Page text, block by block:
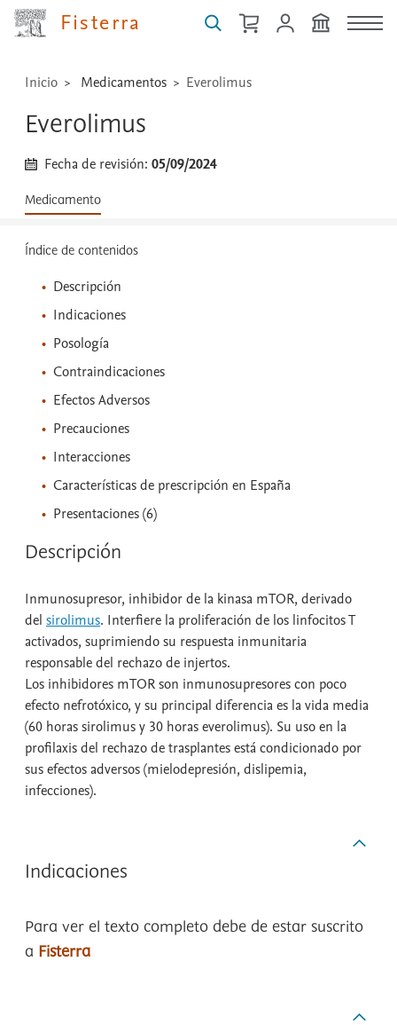
Fisterra
...
Inicio Medicamentos Everolimus
Everolimus
Fecha de revisión:05/09/2024
Medicamento
Índice de contenidos
Descripción
Indicaciones
Posología
Contraindicaciones
Efectos Adversos
Precauciones
Interacciones
Características de prescripción en España
Presentaciones (6)
Descripción
Inmunosupresor, inhibidor de la kinasa mTOR, derivado
del sirolimus. Interfiere la proliferación de los linfocitos T
activados, suprimiendo su respuesta inmunitaria
responsable del rechazo de injertos.
Los inhibidores mTOR son inmunosupresores con poco
efecto nefrotóxico, y su principal diferencia es la vida media
(60 horas sirolimus y 30 horas everolimus). Su uso en la
profilaxis del rechazo de trasplantes está condicionado por
sus efectos adversos (mielodepresión, dislipemia,
infecciones).
Indicaciones
Para ver el texto completo debe de estar suscrito
a Fisterra